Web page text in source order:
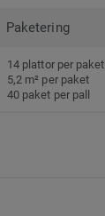
Paketering
14 plattor per paket
5,2 m² per paket
40 paket per pall